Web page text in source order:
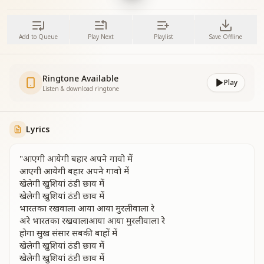
Add to Queue Play Next Playlist Save Offline
Ringtone Available
Listen & download ringtone
Play
Lyrics
"आएगी आयेगी बहार अपने गावो में
आएगी आयेगी बहार अपने गावो में
खेलेगी खुशियां ठंडी छाव में
खेलेगी खुशियां ठंडी छाव में
भारतका रखवाला आया आया मुरलीवाला रे
अरे भारतका रखवालाआया आया मुरलीवाला रे
होगा सुख संसार सबकी बाहों में
खेलेगी खुशियां ठंडी छाव में
खेलेगी खुशियां ठंडी छाव में